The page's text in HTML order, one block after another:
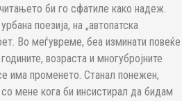
би го сфатиле како надеж.
поезија, на „автопатска
Во меѓувреме, беа изминати повеќе
возраста и многубројните
има променето. Станал понежен,
мене кога би инсистирал да бидам